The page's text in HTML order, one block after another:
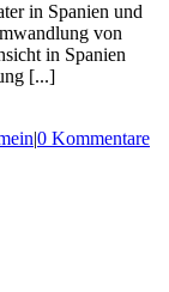
in Spanien und
von
in Spanien
[...]
|0 Kommentare